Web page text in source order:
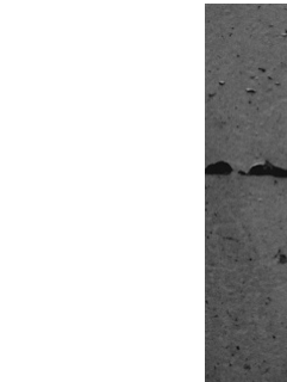
innhold